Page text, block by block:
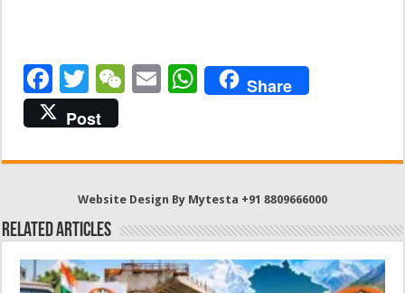
F
a
c
e
o
o
k
T
w
it
te
r
W
h
at
E
l
W
s
A
p
p
Share
Post
Website Design By Mytesta +91 8809666000
Related Articles